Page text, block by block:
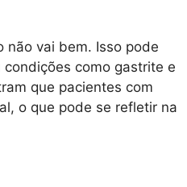
não vai bem. Isso pode
como gastrite e
que pacientes com
o que pode se refletir na